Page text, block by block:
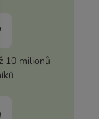
10 milionů